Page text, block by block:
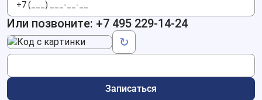
Записаться
Или позвоните: +7 495 229-14-24
↻
Код с картинки